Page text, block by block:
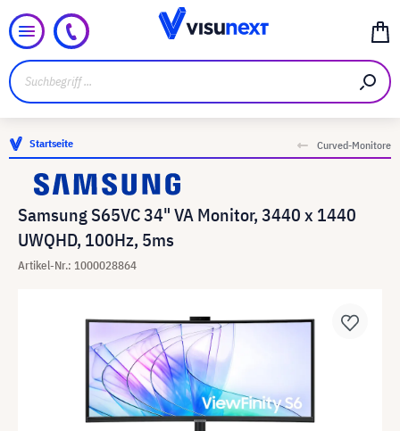
Startseite Curved-Monitore
Samsung S65VC 34" VA Monitor, 3440 x 1440
UWQHD, 100Hz, 5ms
Artikel-Nr.: 1000028864